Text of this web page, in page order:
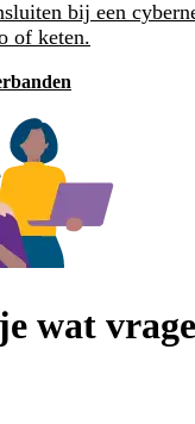
bij een
of keten.
wat